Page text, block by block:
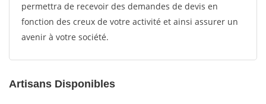
permettra de recevoir des demandes de devis en
fonction des creux de votre activité et ainsi assurer un
avenir à votre société.
Artisans Disponibles